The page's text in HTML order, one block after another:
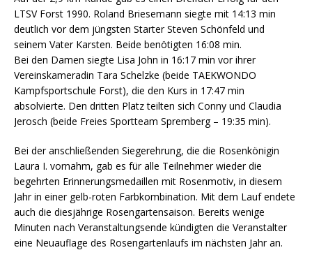
LTSV Forst 1990. Roland Briesemann siegte mit 14:13 min
deutlich vor dem jüngsten Starter Steven Schönfeld und
seinem Vater Karsten. Beide benötigten 16:08 min.
Bei den Damen siegte Lisa John in 16:17 min vor ihrer
Vereinskameradin Tara Schelzke (beide TAEKWONDO
Kampfsportschule Forst), die den Kurs in 17:47 min
absolvierte. Den dritten Platz teilten sich Conny und Claudia
Jerosch (beide Freies Sportteam Spremberg – 19:35 min).
Bei der anschließenden Siegerehrung, die die Rosenkönigin
Laura I. vornahm, gab es für alle Teilnehmer wieder die
begehrten Erinnerungsmedaillen mit Rosenmotiv, in diesem
Jahr in einer gelb-roten Farbkombination. Mit dem Lauf endete
auch die diesjährige Rosengartensaison. Bereits wenige
Minuten nach Veranstaltungsende kündigten die Veranstalter
eine Neuauflage des Rosengartenlaufs im nächsten Jahr an.